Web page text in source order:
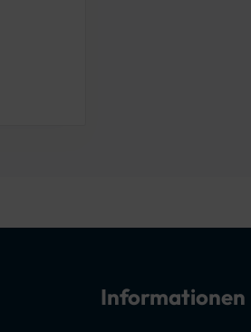
Informationen